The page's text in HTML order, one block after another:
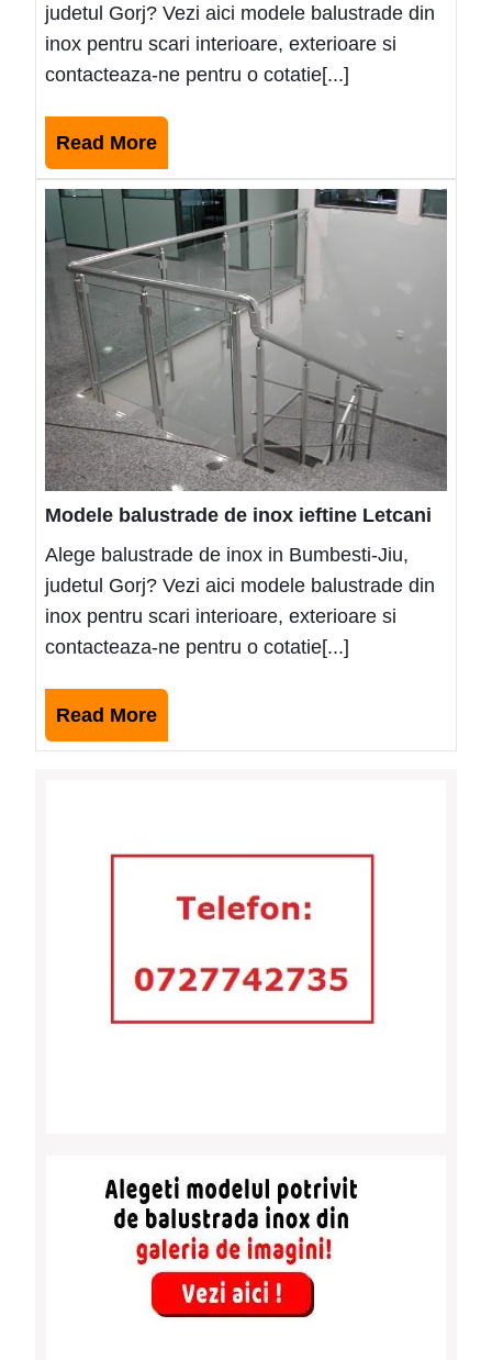
judetul Gorj? Vezi aici modele balustrade din
inox pentru scari interioare, exterioare si
contacteaza-ne pentru o cotatie[...]
Read MoreRead
More
Modele balustrade de inox ieftine Letcani
Alege balustrade de inox in Bumbesti-Jiu,
judetul Gorj? Vezi aici modele balustrade din
inox pentru scari interioare, exterioare si
contacteaza-ne pentru o cotatie[...]
Read MoreRead
More